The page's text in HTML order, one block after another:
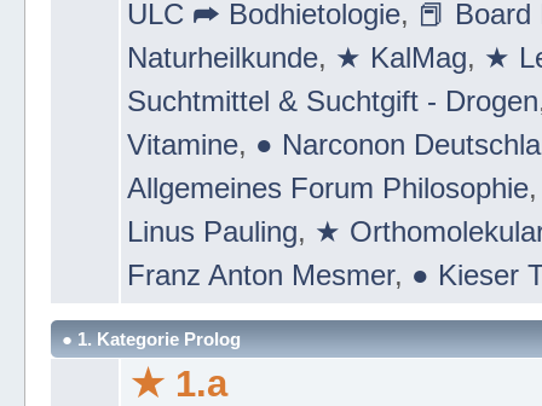
ULC ➦ Bodhietologie, 📕
Naturheilkunde, ★ KalMag, ★
Suchtmittel & Suchtgift - Drogen
Vitamine, ● Narconon
Allgemeines Forum Philosophie
Linus Pauling, ★
Franz Anton Mesmer, ● Kieser
● 1. Kategorie Prolog
★ 1.a